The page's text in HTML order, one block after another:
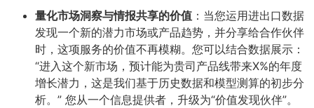
量化市场洞察与情报共享的价值 ​：当您运用进出口数据
发现一个新的潜力市场或产品趋势，并分享给合作伙伴
时，这项服务的价值不再模糊。您可以结合数据展示：
“进入这个新市场，预计能为贵司产品线带来X%的年度
增长潜力，这是我们基于历史数据和模型测算的初步分
析。” 您从一个信息提供者，升级为“价值发现伙伴”。